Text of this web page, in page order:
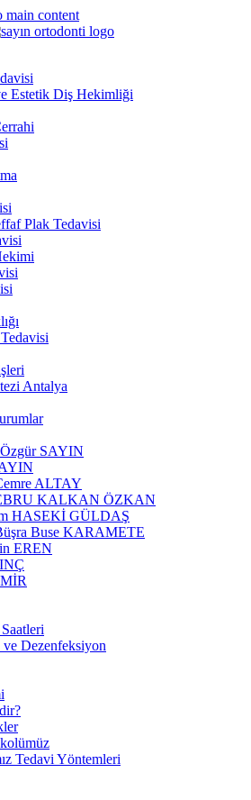
main content
Estetik Diş Hekimliği
Plak Tedavisi
Antalya
SAYIN
ALTAY
KALKAN ÖZKAN
HASEKİ GÜLDAŞ
Buse KARAMETE
EREN
ve Dezenfeksiyon
Tedavi Yöntemleri